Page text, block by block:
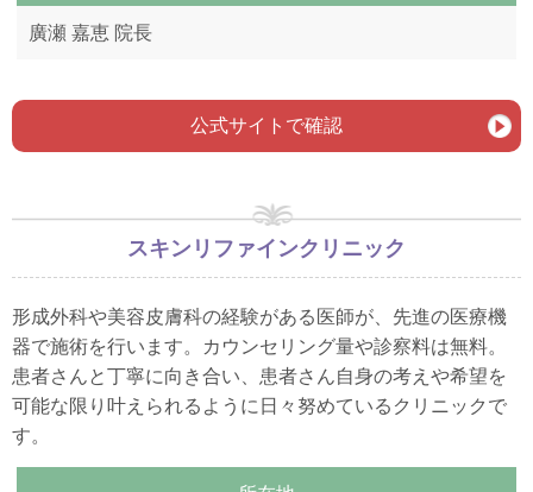
廣瀬 嘉恵 院長
公式サイトで確認
スキンリファインクリニック
形成外科や美容皮膚科の経験がある医師が、先進の医療機
器で施術を行います。カウンセリング量や診察料は無料。
患者さんと丁寧に向き合い、患者さん自身の考えや希望を
可能な限り叶えられるように日々努めているクリニックで
す。